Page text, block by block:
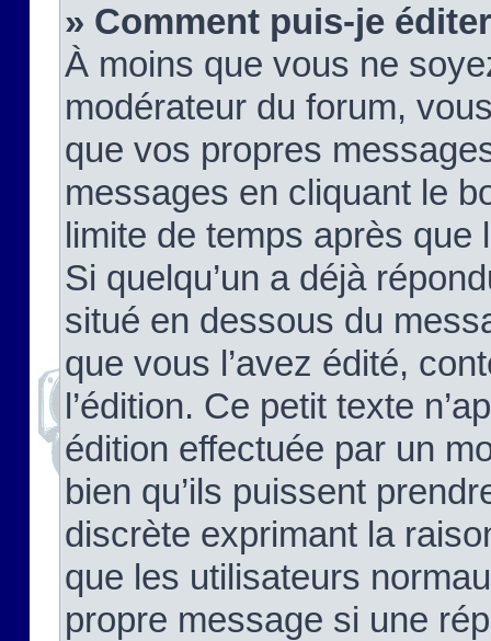
» Comment puis-je
À moins que vous ne
modérateur du forum,
que vos propres
messages en cliquant le
limite de temps après que
Si quelqu’un a déjà
situé en dessous du
que vous l’avez édité,
l’édition. Ce petit texte
édition effectuée par un
bien qu’ils puissent
discrète exprimant la
que les utilisateurs
propre message si une